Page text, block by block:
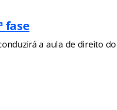
fase
a aula de direito do